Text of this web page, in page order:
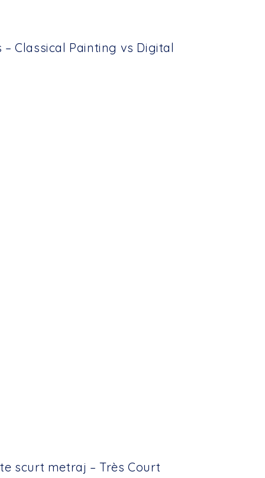
Classical Painting vs Digital
scurt metraj – Très Court